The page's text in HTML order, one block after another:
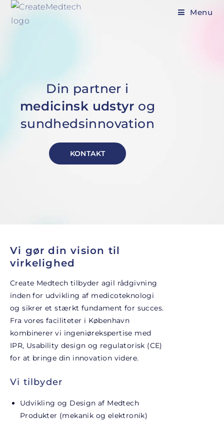
Menu
Din partner i
medicinsk udstyr og
sundhedsinnovation
KONTAKT
Vi gør din vision til
virkelighed
Create Medtech tilbyder agil rådgivning
inden for udvikling af medicoteknologi
og sikrer et stærkt fundament for succes.
Fra vores faciliteter i København
kombinerer vi ingeniørekspertise med
IPR, Usability design og regulatorisk (CE)
for at bringe din innovation videre.
Vi tilbyder
Udvikling og Design af Medtech
Produkter (mekanik og elektronik)